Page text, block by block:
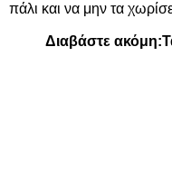
πάλι και να μην τα
Διαβάστε ακόμη: